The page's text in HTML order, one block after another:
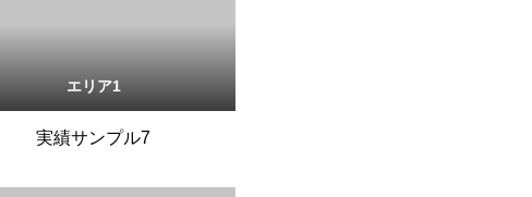
エリア1
実績サンプル7